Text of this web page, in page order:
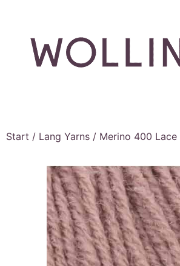
Start / Lang Yarns / Merino 400 Lace